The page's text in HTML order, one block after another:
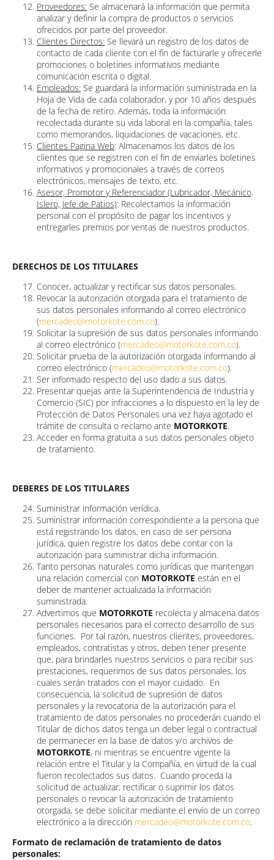
Proveedores: Se almacenará la información que permita
analizar y definir la compra de productos o servicios
ofrecidos por parte del proveedor.
Clientes Directos: Se llevará un registro de los datos de
contacto de cada cliente con el fin de facturarle y ofrecerle
promociones o boletines informativos mediante
comunicación escrita o digital.
Empleados: Se guardará la información suministrada en la
Hoja de Vida de cada colaborador, y por 10 años después
de la fecha de retiro. Además, toda la información
recolectada durante su vida laboral en la compañía, tales
como memorandos, liquidaciones de vacaciones, etc.
Clientes Pagina Web: Almacenamos los datos de los
clientes que se registren con el fin de enviarles boletines
informativos y promocionales a través de correos
electrónicos, mensajes de texto, etc.
Asesor, Promotor y Referenciador (Lubricador, Mecánico,
Islero, Jefe de Patios): Recolectamos la información
personal con el propósito de pagar los incentivos y
entregarles premios por ventas de nuestros productos.
DERECHOS DE LOS TITULARES
Conocer, actualizar y rectificar sus datos personales.
Revocar la autorización otorgada para el tratamiento de
sus datos personales informando al correo electrónico
(mercadeo@motorkote.com.co).
Solicitar la supresión de sus datos personales informando
al correo electrónico (mercadeo@motorkote.com.co).
Solicitar prueba de la autorización otorgada informando al
correo electrónico (mercadeo@motorkote.com.co).
Ser informado respecto del uso dado a sus datos.
Presentar quejas ante la Superintendencia de Industria y
Comercio (SIC) por infracciones a lo dispuesto en la ley de
Protección de Datos Personales una vez haya agotado el
trámite de consulta o reclamo ante MOTORKOTE.
Acceder en forma gratuita a sus datos personales objeto
de tratamiento.
DEBERES DE LOS TITULARES
Suministrar información verídica.
Suministrar información correspondiente a la persona que
está registrando los datos, en caso de ser persona
jurídica, quien registre los datos debe contar con la
autorización para suministrar dicha información.
Tanto personas naturales como jurídicas que mantengan
una relación comercial con MOTORKOTE están en el
deber de mantener actualizada la información
suministrada.
Advertimos que MOTORKOTE recolecta y almacena datos
personales necesarios para el correcto desarrollo de sus
funciones. Por tal razón, nuestros clientes, proveedores,
empleados, contratistas y otros, deben tener presente
que, para brindarles nuestros servicios o para recibir sus
prestaciones, requerimos de sus datos personales, los
cuales serán tratados con el mayor cuidado. En
consecuencia, la solicitud de supresión de datos
personales y la revocatoria de la autorización para el
tratamiento de datos personales no procederán cuando el
Titular de dichos datos tenga un deber legal o contractual
de permanecer en la base de datos y/o archivos de
MOTORKOTE, ni mientras se encuentre vigente la
relación entre el Titular y la Compañía, en virtud de la cual
fueron recolectados sus datos. Cuando proceda la
solicitud de actualizar, rectificar o suprimir los datos
personales o revocar la autorización de tratamiento
otorgada, se debe solicitar mediante el envío de un correo
electrónico a la dirección mercadeo@motorkote.com.co.
Formato de reclamación de tratamiento de datos
personales: